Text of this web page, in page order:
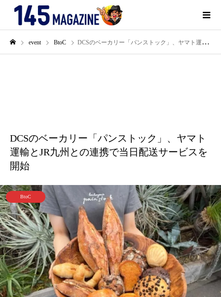
event BtoC DCSのベーカリー「パンストック」、ヤマト運輸とJR九州との連携で当日配送サービスを開始
DCSのベーカリー「パンストック」、ヤマト
運輸とJR九州との連携で当日配送サービスを
開始
BtoC